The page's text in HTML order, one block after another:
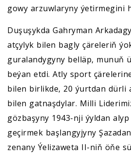
gowy arzuwlaryny ýetirmegini
Duşuşykda Gahryman
atçylyk bilen bagly çäreleriň
guralandygyny belläp, munuň
beýan etdi. Atly sport
bilen birlikde, 20 ýurtdan dürli
bilen gatnaşdylar. Milli
gözbaşyny 1943-nji ýyldan
geçirmek başlangyjyny
zenany Ýelizaweta II-niň öňe